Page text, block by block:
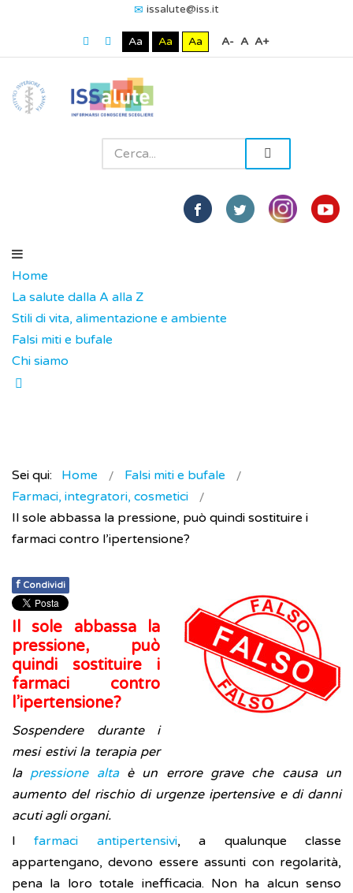
issalute@iss.it
Aa Aa Aa A- A A+
Home
La salute dalla A alla Z
Stili di vita, alimentazione e ambiente
Falsi miti e bufale
Chi siamo
Sei qui: Home
Falsi miti e bufale
Farmaci, integratori, cosmetici
Il sole abbassa la pressione, può quindi sostituire i
farmaci contro l’ipertensione?
f Condividi
Il sole abbassa la
pressione, può
quindi sostituire i
farmaci contro
l’ipertensione?
Sospendere durante i
mesi estivi la terapia per
la pressione altaè un errore grave che causa un
aumento del rischio di urgenze ipertensive e di danni
acuti agli organi.
Ifarmaci antipertensivi, a qualunque classe
appartengano, devono essere assunti con regolarità,
pena la loro totale inefficacia. Non ha alcun senso